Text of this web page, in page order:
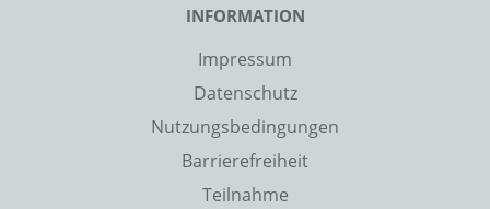
INFORMATION
Impressum
Datenschutz
Nutzungsbedingungen
Barrierefreiheit
Teilnahme